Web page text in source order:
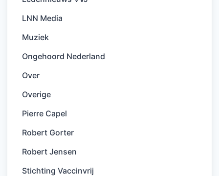
LNN Media
Muziek
Ongehoord Nederland
Over
Overige
Pierre Capel
Robert Gorter
Robert Jensen
Stichting Vaccinvrij